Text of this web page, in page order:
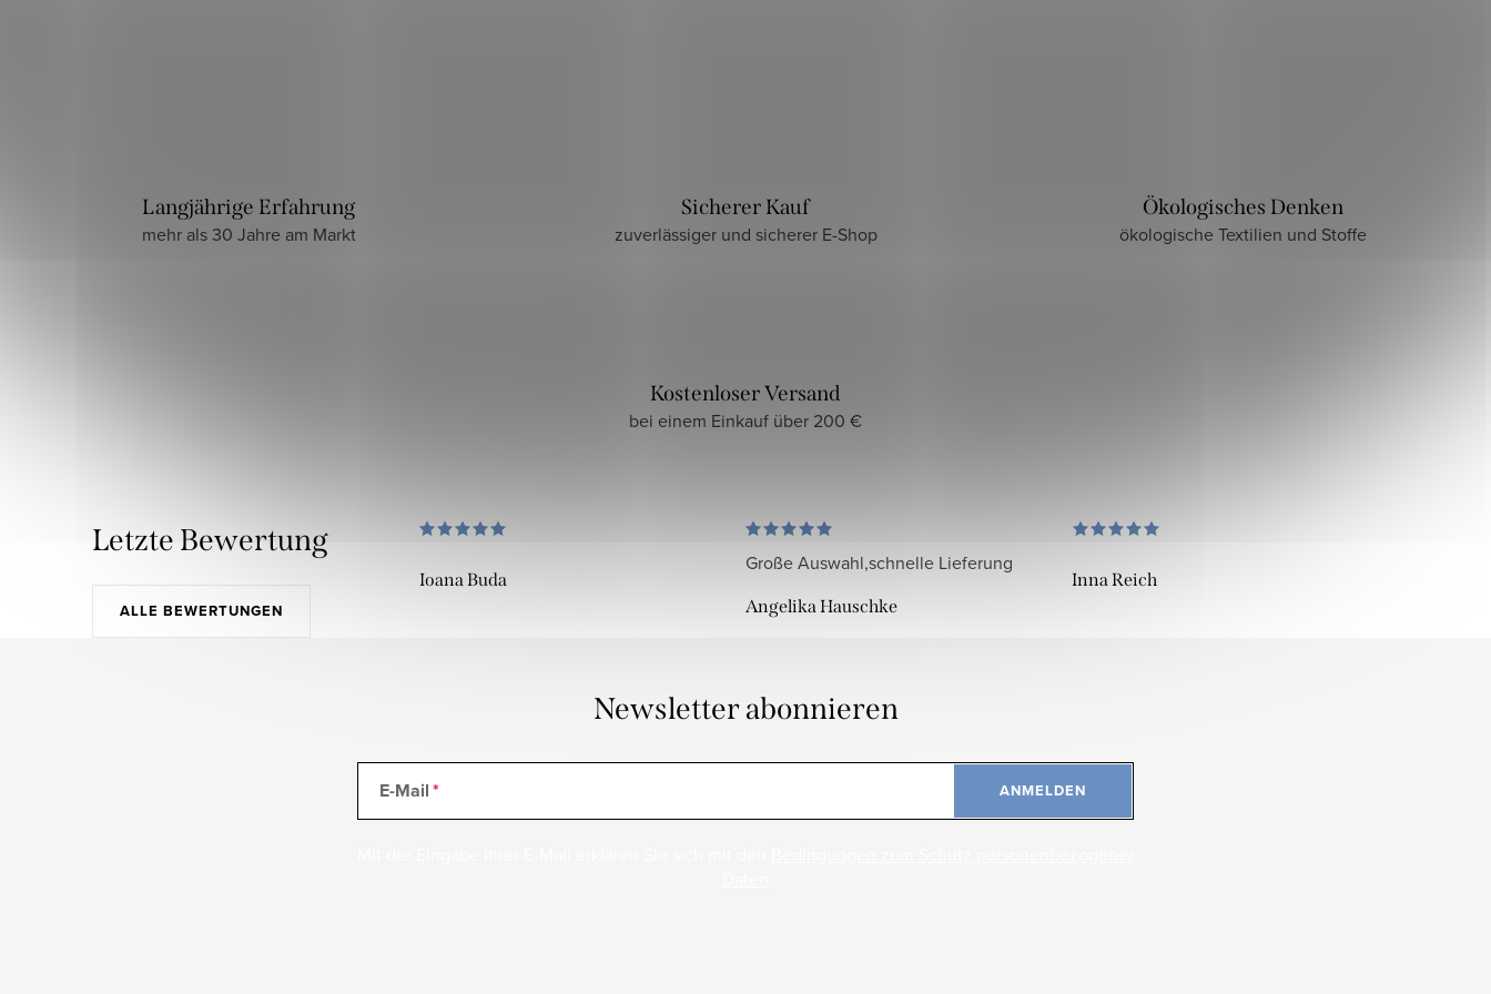
Langjährige Erfahrung
mehr als 30 Jahre am Markt
Sicherer Kauf
zuverlässiger und sicherer E-Shop
Ökologisches Denken
ökologische Textilien und Stoffe
Kostenloser Versand
bei einem Einkauf über 200 €
Letzte Bewertung
ALLE BEWERTUNGEN
Ioana Buda
Große Auswahl,schnelle Lieferung
Angelika Hauschke
Inna Reich
Newsletter abonnieren
E-Mail ANMELDEN